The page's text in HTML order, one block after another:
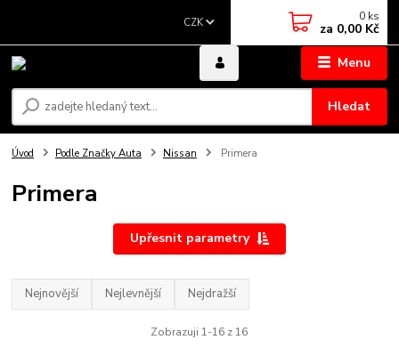
Menu
CZK
Hledat
0 ks
za 0,00 Kč
Úvod Podle Značky Auta Nissan Primera
Primera
Upřesnit parametry
Nejnovější Nejlevnější Nejdražší
Zobrazuji 1-16 z 16